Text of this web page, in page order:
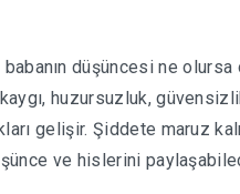
babanın düşüncesi ne
huzursuzluk,
gelişir. Şiddete maruz
ve hislerini